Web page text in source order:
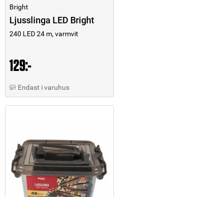
Bright
Ljusslinga LED Bright
240 LED 24 m, varmvit
129:-
Endast i varuhus